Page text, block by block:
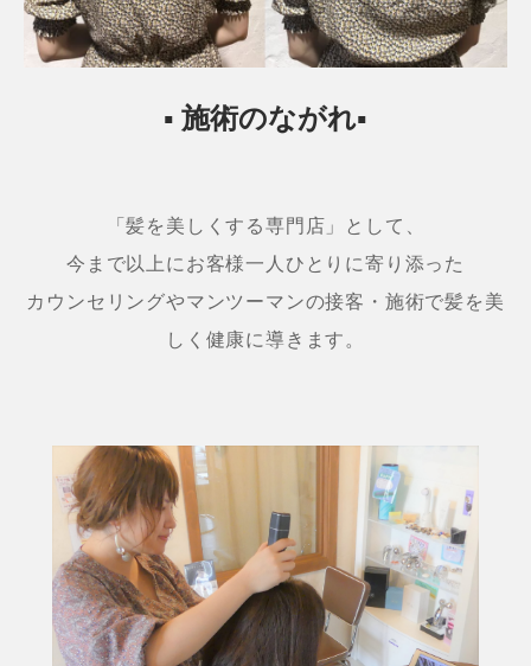
▪ 施術のながれ▪
「髪を美しくする専門店」として、
今まで以上にお客様一人ひとりに寄り添った
カウンセリングやマンツーマンの接客・施術で髪を美
しく健康に導きます。